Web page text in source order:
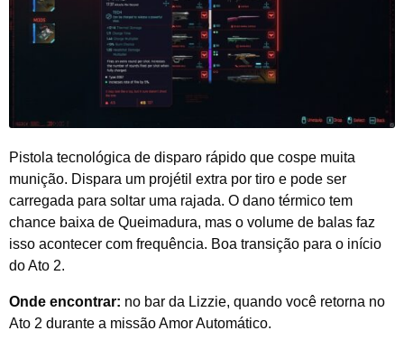
Pistola tecnológica de disparo rápido que cospe muita
munição. Dispara um projétil extra por tiro e pode ser
carregada para soltar uma rajada. O dano térmico tem
chance baixa de Queimadura, mas o volume de balas faz
isso acontecer com frequência. Boa transição para o início
do Ato 2.
Onde encontrar: no bar da Lizzie, quando você retorna no
Ato 2 durante a missão Amor Automático.